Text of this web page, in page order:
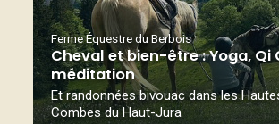
Ferme Équestre du Berbois
Cheval et bien-être : Yoga, Qi
méditation
Et randonnées bivouac dans les
Combes du Haut-Jura